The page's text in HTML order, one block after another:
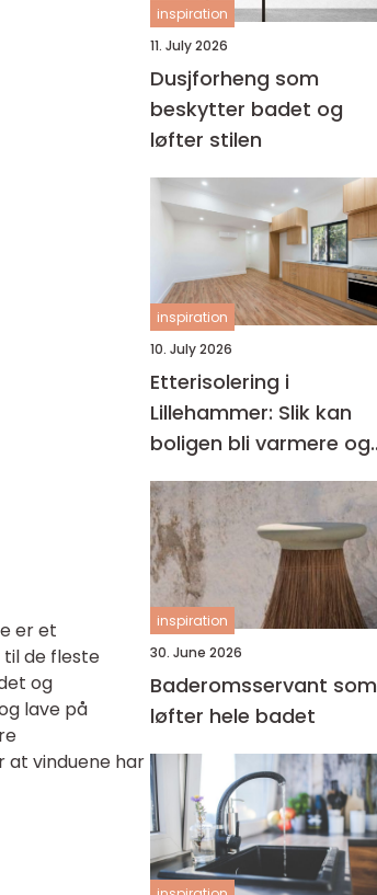
er et
de fleste
og
lave på
at vinduene har
inspiration
11. July 2026
Dusjforheng som
beskytter badet og
løfter stilen
inspiration
10. July 2026
Etterisolering i
Lillehammer: Slik kan
boligen bli varmere og
mer energieffektiv
inspiration
30. June 2026
Baderomsservant som
løfter hele badet